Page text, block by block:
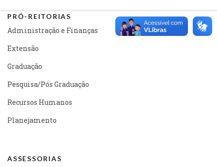
PRÓ-REITORIAS
Administração e Finanças
Extensão
Graduação
Pesquisa/Pós Graduação
Recursos Humanos
Planejamento
ASSESSORIAS